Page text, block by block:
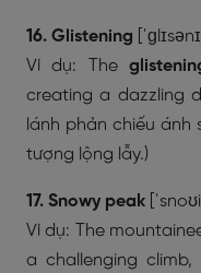
16. Glistening
Ví dụ: The
creating a dazzling
lánh phản chiếu
tượng lộng lẫy.)
17. Snowy peak
Ví dụ: The
a challenging climb,